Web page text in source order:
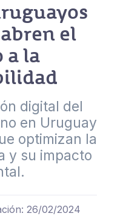
el
a la
digital del
en Uruguay
optimizan la
y su impacto
26/02/2024